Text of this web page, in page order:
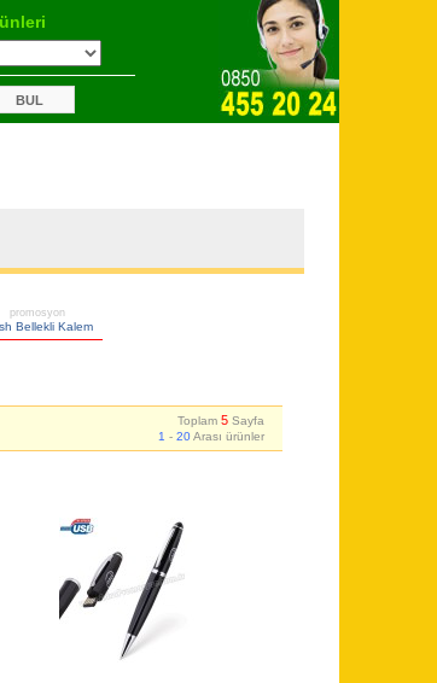
promosyon
Bellekli Kalem
Toplam5 Sayfa
1 -20Arası ürünler